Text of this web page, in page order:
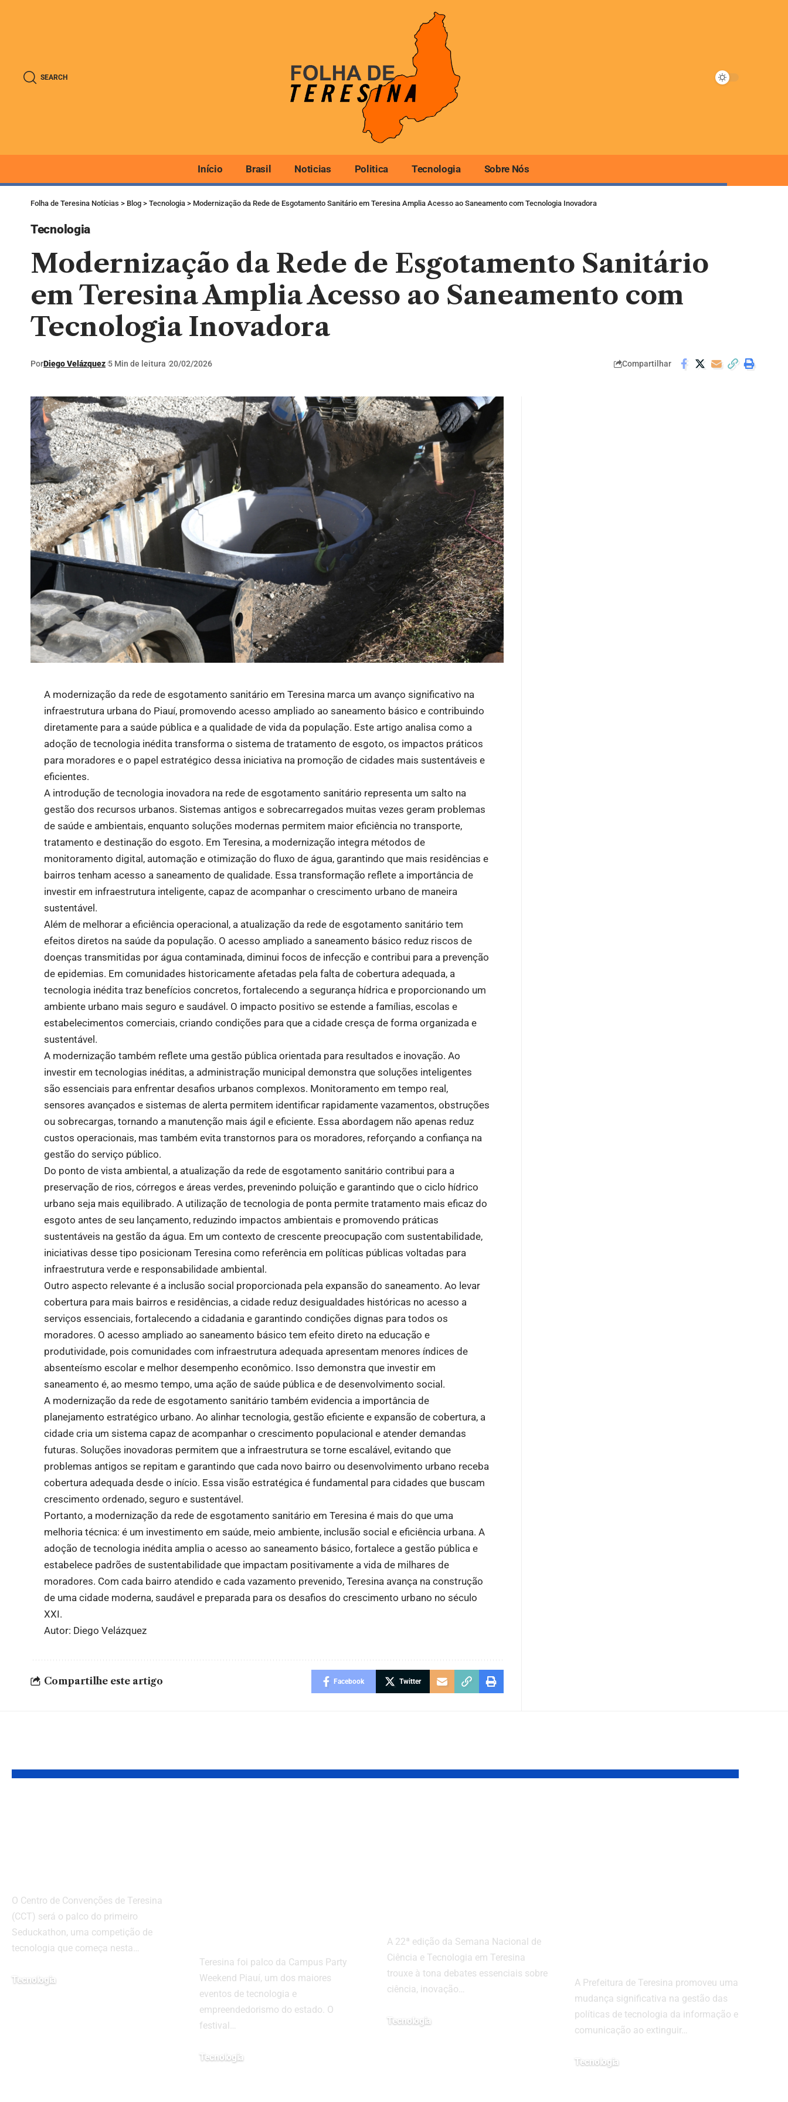
SEARCH
Início Brasil Noticias Politica Tecnologia Sobre Nós
Folha de Teresina Notícias > Blog > Tecnologia > Modernização da Rede de Esgotamento Sanitário em Teresina Amplia Acesso ao Saneamento com Tecnologia Inovadora
Tecnologia
Modernização da Rede de Esgotamento Sanitário
em Teresina Amplia Acesso ao Saneamento com
Tecnologia Inovadora
PorDiego Velázquez 5 Min de leitura 20/02/2026 Compartilhar
A modernização da rede de esgotamento sanitário em Teresina marca um avanço significativo na
infraestrutura urbana do Piauí, promovendo acesso ampliado ao saneamento básico e contribuindo
diretamente para a saúde pública e a qualidade de vida da população. Este artigo analisa como a
adoção de tecnologia inédita transforma o sistema de tratamento de esgoto, os impactos práticos
para moradores e o papel estratégico dessa iniciativa na promoção de cidades mais sustentáveis e
eficientes.
A introdução de tecnologia inovadora na rede de esgotamento sanitário representa um salto na
gestão dos recursos urbanos. Sistemas antigos e sobrecarregados muitas vezes geram problemas
de saúde e ambientais, enquanto soluções modernas permitem maior eficiência no transporte,
tratamento e destinação do esgoto. Em Teresina, a modernização integra métodos de
monitoramento digital, automação e otimização do fluxo de água, garantindo que mais residências e
bairros tenham acesso a saneamento de qualidade. Essa transformação reflete a importância de
investir em infraestrutura inteligente, capaz de acompanhar o crescimento urbano de maneira
sustentável.
Além de melhorar a eficiência operacional, a atualização da rede de esgotamento sanitário tem
efeitos diretos na saúde da população. O acesso ampliado a saneamento básico reduz riscos de
doenças transmitidas por água contaminada, diminui focos de infecção e contribui para a prevenção
de epidemias. Em comunidades historicamente afetadas pela falta de cobertura adequada, a
tecnologia inédita traz benefícios concretos, fortalecendo a segurança hídrica e proporcionando um
ambiente urbano mais seguro e saudável. O impacto positivo se estende a famílias, escolas e
estabelecimentos comerciais, criando condições para que a cidade cresça de forma organizada e
sustentável.
A modernização também reflete uma gestão pública orientada para resultados e inovação. Ao
investir em tecnologias inéditas, a administração municipal demonstra que soluções inteligentes
são essenciais para enfrentar desafios urbanos complexos. Monitoramento em tempo real,
sensores avançados e sistemas de alerta permitem identificar rapidamente vazamentos, obstruções
ou sobrecargas, tornando a manutenção mais ágil e eficiente. Essa abordagem não apenas reduz
custos operacionais, mas também evita transtornos para os moradores, reforçando a confiança na
gestão do serviço público.
Do ponto de vista ambiental, a atualização da rede de esgotamento sanitário contribui para a
preservação de rios, córregos e áreas verdes, prevenindo poluição e garantindo que o ciclo hídrico
urbano seja mais equilibrado. A utilização de tecnologia de ponta permite tratamento mais eficaz do
esgoto antes de seu lançamento, reduzindo impactos ambientais e promovendo práticas
sustentáveis na gestão da água. Em um contexto de crescente preocupação com sustentabilidade,
iniciativas desse tipo posicionam Teresina como referência em políticas públicas voltadas para
infraestrutura verde e responsabilidade ambiental.
Outro aspecto relevante é a inclusão social proporcionada pela expansão do saneamento. Ao levar
cobertura para mais bairros e residências, a cidade reduz desigualdades históricas no acesso a
serviços essenciais, fortalecendo a cidadania e garantindo condições dignas para todos os
moradores. O acesso ampliado ao saneamento básico tem efeito direto na educação e
produtividade, pois comunidades com infraestrutura adequada apresentam menores índices de
absenteísmo escolar e melhor desempenho econômico. Isso demonstra que investir em
saneamento é, ao mesmo tempo, uma ação de saúde pública e de desenvolvimento social.
A modernização da rede de esgotamento sanitário também evidencia a importância de
planejamento estratégico urbano. Ao alinhar tecnologia, gestão eficiente e expansão de cobertura, a
cidade cria um sistema capaz de acompanhar o crescimento populacional e atender demandas
futuras. Soluções inovadoras permitem que a infraestrutura se torne escalável, evitando que
problemas antigos se repitam e garantindo que cada novo bairro ou desenvolvimento urbano receba
cobertura adequada desde o início. Essa visão estratégica é fundamental para cidades que buscam
crescimento ordenado, seguro e sustentável.
Portanto, a modernização da rede de esgotamento sanitário em Teresina é mais do que uma
melhoria técnica: é um investimento em saúde, meio ambiente, inclusão social e eficiência urbana. A
adoção de tecnologia inédita amplia o acesso ao saneamento básico, fortalece a gestão pública e
estabelece padrões de sustentabilidade que impactam positivamente a vida de milhares de
moradores. Com cada bairro atendido e cada vazamento prevenido, Teresina avança na construção
de uma cidade moderna, saudável e preparada para os desafios do crescimento urbano no século
XXI.
Autor: Diego Velázquez
Compartilhe este artigo Facebook Twitter
O Centro de Convenções de Teresina
(CCT) será o palco do primeiro
Seduckathon, uma competição de
tecnologia que começa nesta…
Tecnologia
Teresina foi palco da Campus Party
Weekend Piauí, um dos maiores
eventos de tecnologia e
empreendedorismo do estado. O
festival…
Tecnologia
A 22ª edição da Semana Nacional de
Ciência e Tecnologia em Teresina
trouxe à tona debates essenciais sobre
ciência, inovação…
Tecnologia
A Prefeitura de Teresina promoveu uma
mudança significativa na gestão das
políticas de tecnologia da informação e
comunicação ao extinguir…
Tecnologia